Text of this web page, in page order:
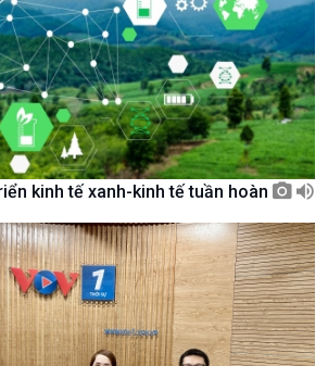
Thời sự
Thời sự 6h
Thời sự 12h
kinh tế xanh-kinh tế tuần hoàn